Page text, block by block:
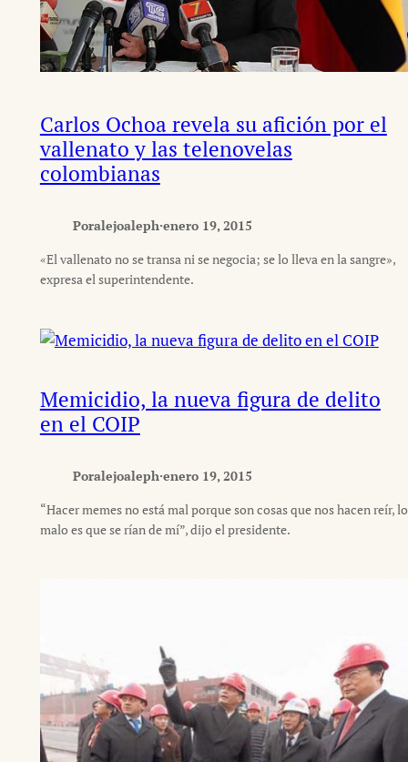
Carlos Ochoa revela su afición por el
vallenato y las telenovelas
colombianas
Poralejoaleph·enero 19, 2015
«El vallenato no se transa ni se negocia; se lo lleva en la sangre»,
expresa el superintendente.
Memicidio, la nueva figura de delito
en el COIP
Poralejoaleph·enero 19, 2015
“Hacer memes no está mal porque son cosas que nos hacen reír, lo
malo es que se rían de mí”, dijo el presidente.